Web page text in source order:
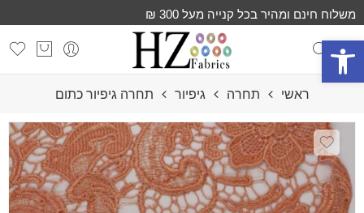
פתח סרגל נגישות
משלוח חינם ומהיר בכל קנייה מעל 300 ₪
ראשי תחרה גיפיור תחרה גיפיור כתום